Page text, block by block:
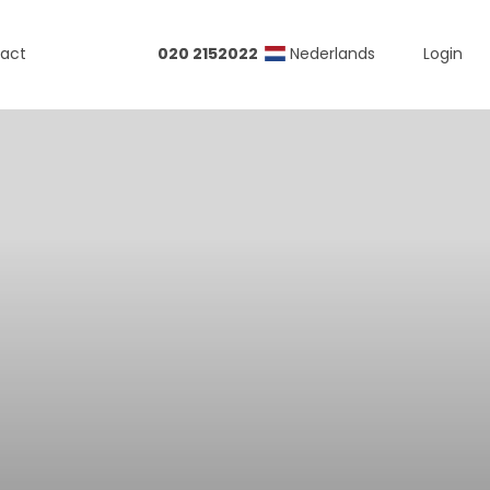
020 2152022 Nederlands Login